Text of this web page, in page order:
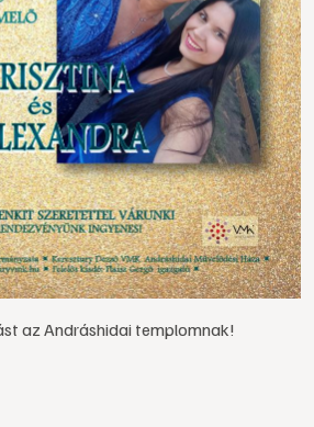
az Andráshidai templomnak!